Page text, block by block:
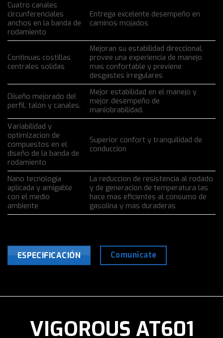
Cuatro canales
circunferenciales
anchos en la banda de
rodamiento
Entrega excelente desempeño en
caminos mojados
Continuas costillas
centrales solidas
Mejoran su estabilidad direccional,
provee una experiencia de manejo
mas confortable y previene
desgastes irregulares
Diseño mejorado del
perfil, talón y canales.
Mejor estabilidad en el manejo y
mejor desempeño de
maniobrabilidad.
Variabilidad y
optimizacion de
compuestos en el
diseño de la banda de
rodamiento
Superior confort y tranquilidad de
conduccion
Nano tecnologia
aplicada y amigable
con el medio
ambiente
La reduccion de resistencia al rodado
y de generacion de temperatura las
hace mas eficientes al consumo de
gasolina y mas duraderas
ESPECIFICACIÓN Comunicate
VIGOROUS AT601